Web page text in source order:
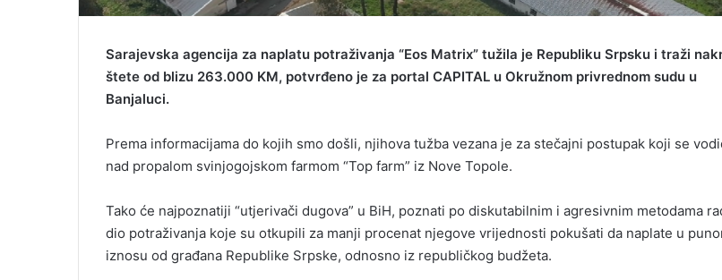
Sarajevska agencija za naplatu potraživanja “Eos Matrix” tužila je Republiku Srpsku i traži
štete od blizu 263.000 KM, potvrđeno je za portal CAPITAL u Okružnom privrednom sudu u
Banjaluci.
Prema informacijama do kojih smo došli, njihova tužba vezana je za stečajni postupak koji se
nad propalom svinjogojskom farmom “Top farm” iz Nove Topole.
Tako će najpoznatiji “utjerivači dugova” u BiH, poznati po diskutabilnim i agresivnim metodama
dio potraživanja koje su otkupili za manji procenat njegove vrijednosti pokušati da naplate u
iznosu od građana Republike Srpske, odnosno iz republičkog budžeta.